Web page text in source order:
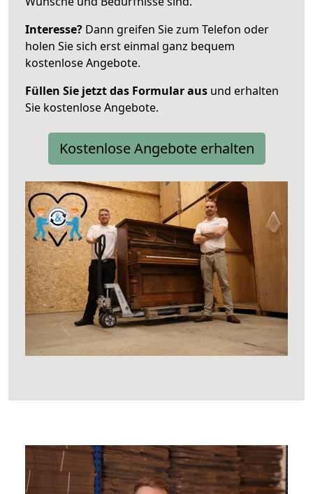
Interesse? Dann greifen Sie zum Telefon oder
holen Sie sich erst einmal ganz bequem
kostenlose Angebote.
Füllen Sie jetzt das Formular aus und erhalten
Sie kostenlose Angebote.
Kostenlose Angebote erhalten